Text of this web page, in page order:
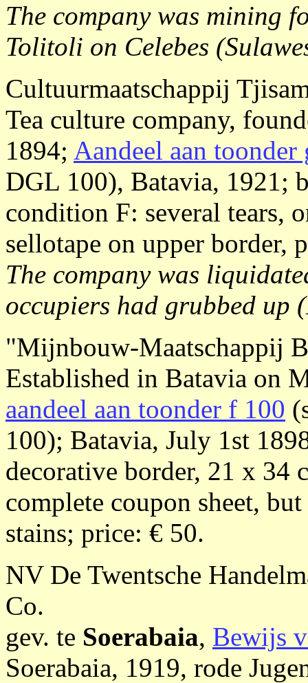
The company was mining
Tolitoli on Celebes
Cultuurmaatschappij
Tea culture company,
1894; Aandeel aan
DGL 100), Batavia, 1921;
condition F: several tears,
sellotape on upper border,
The company was
occupiers had grubbed up
"Mijnbouw-Maatschappij
Established in Batavia on
aandeel aan toonder f 100
100); Batavia, July 1st
decorative border, 21 x
complete coupon sheet,
stains; price: € 50.
NV De Twentsche
Co.
gev. te Soerabaia, Bewijs
Soerabaia, 1919, rode